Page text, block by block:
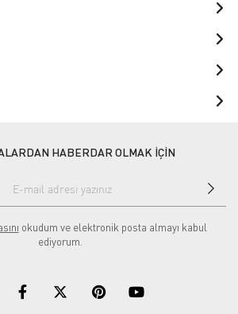
HABERDAR OLMAK İÇİN
okudum ve elektronik posta almayı kabul
ediyorum.